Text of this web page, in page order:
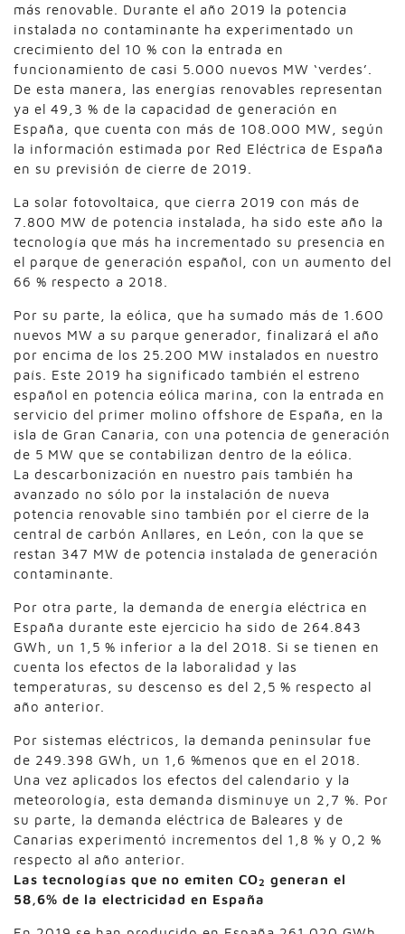
más renovable. Durante el año 2019 la potencia
instalada no contaminante ha experimentado un
crecimiento del 10 % con la entrada en
funcionamiento de casi 5.000 nuevos MW ‘verdes’.
De esta manera, las energías renovables representan
ya el 49,3 % de la capacidad de generación en
España, que cuenta con más de 108.000 MW, según
la información estimada por Red Eléctrica de España
en su previsión de cierre de 2019.
La solar fotovoltaica, que cierra 2019 con más de
7.800 MW de potencia instalada, ha sido este año la
tecnología que más ha incrementado su presencia en
el parque de generación español, con un aumento del
66 % respecto a 2018.
Por su parte, la eólica, que ha sumado más de 1.600
nuevos MW a su parque generador, finalizará el año
por encima de los 25.200 MW instalados en nuestro
país. Este 2019 ha significado también el estreno
español en potencia eólica marina, con la entrada en
servicio del primer molino offshore de España, en la
isla de Gran Canaria, con una potencia de generación
de 5 MW que se contabilizan dentro de la eólica.
La descarbonización en nuestro país también ha
avanzado no sólo por la instalación de nueva
potencia renovable sino también por el cierre de la
central de carbón Anllares, en León, con la que se
restan 347 MW de potencia instalada de generación
contaminante.
Por otra parte, la demanda de energía eléctrica en
España durante este ejercicio ha sido de 264.843
GWh, un 1,5 % inferior a la del 2018. Si se tienen en
cuenta los efectos de la laboralidad y las
temperaturas, su descenso es del 2,5 % respecto al
año anterior.
Por sistemas eléctricos, la demanda peninsular fue
de 249.398 GWh, un 1,6 %menos que en el 2018.
Una vez aplicados los efectos del calendario y la
meteorología, esta demanda disminuye un 2,7 %. Por
su parte, la demanda eléctrica de Baleares y de
Canarias experimentó incrementos del 1,8 % y 0,2 %
respecto al año anterior.
Las tecnologías que no emiten CO2 generan el
58,6% de la electricidad en España